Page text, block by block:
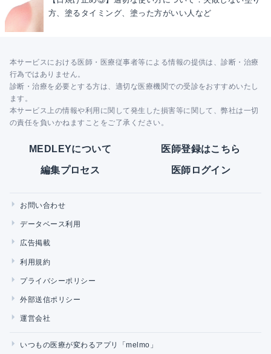
方、塗るタイミング、塗った方がいい人など
本サービスにおける医師・医療従事者等による情報の提供は、診断・治療
行為ではありません。
診断・治療を必要とする方は、適切な医療機関での受診をおすすめいたし
ます。
本サービス上の情報や利用に関して発生した損害等に関して、弊社は一切
の責任を負いかねますことをご了承ください。
MEDLEYについて 医師登録はこちら
編集プロセス 医師ログイン
お問い合わせ
データベース利用
広告掲載
利用規約
プライバシーポリシー
外部送信ポリシー
運営会社
いつもの医療が変わるアプリ「melmo」